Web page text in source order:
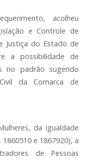
acolheu
e Controle de
Justiça do Estado de
a possibilidade de
no padrão sugerido
da Comarca de
da Igualdade
e 1867920), a
de Pessoas